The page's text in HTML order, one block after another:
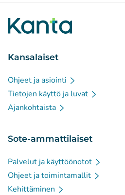
Kansalaiset
Ohjeet ja asiointi
Tietojen käyttö ja luvat
Ajankohtaista
Sote-ammattilaiset
Palvelut ja käyttöönotot
Ohjeet ja toimintamallit
Kehittäminen